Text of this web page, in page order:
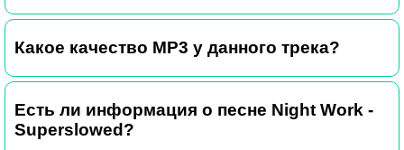
Какое качество MP3 у данного трека?
Есть ли информация о песне Night Work -
Superslowed?